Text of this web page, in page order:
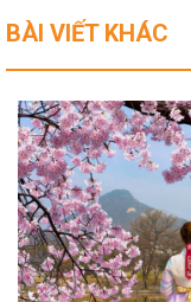
BÀI VIẾT KHÁC